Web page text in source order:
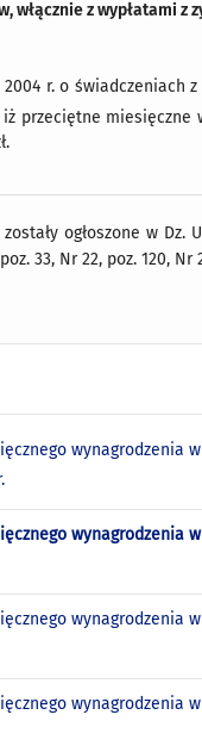
włącznie z wypłatami z
r. o
iż przeciętne miesięczne
ogłoszone w Dz.
33, Nr 22, poz. 120,
wynagrodzenia
wynagrodzenia
wynagrodzenia
wynagrodzenia